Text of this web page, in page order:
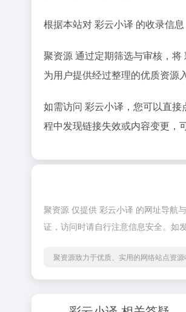
根据本站对 彩云小译 的收录信
聚资源 通过定期筛选与审核，
为用户提供经过整理的优质资源入
如需访问 彩云小译，您可以直
程中发现链接失效或内容变更，
聚资源 仅提供 彩云小译 的网址导航
证，访问时请自行注意信息安全。如
聚资源致力于优质、实用的网络站点资源